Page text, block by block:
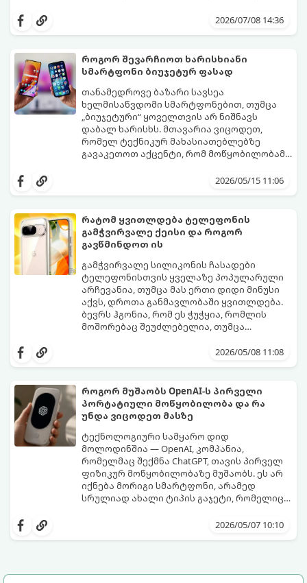
მიზეზი მისი არასწორი ექსპლუატაცია და
პარამეტრი, რომლებიც დაგეხმარებათ
ბიუჯეტი.
გთავაზობთ ეკონომიური მუშაობის
მთავარ ხრიკებს:
2026/07/08 14:36
როგორ შევარჩიოთ ხარისხიანი
სმარტფონი ბიუჯეტურ ფასად
თანამედროვე ბაზარი სავსეა
ხელმისაწვდომი სმარტფონებით, თუმცა
„ბიუჯეტური“ ყოველთვის არ ნიშნავს
დაბალ ხარისხს. მთავარია ვიცოდეთ,
რომელ ტექნიკურ მახასიათებლებზე
გავაკეთოთ აქცენტი, რომ მოწყობილობამ
2026/05/15 11:06
რატომ ყვითლდება ტელეფონის
გამჭვირვალე ქეისი და როგორ
გავწმინდოთ ის
გამჭვირვალე სილიკონის ჩასადები
ტელეფონისთვის ყველაზე პოპულარული
არჩევანია, თუმცა მას ერთი დიდი მინუსი
აქვს, დროთა განმავლობაში ყვითლდება.
ბევრს ჰგონია, რომ ეს ჭუჭყია, რომლის
მოშორებაც შეუძლებელია, თუმცა
პირვანდელ სახეს დაუბრუნებს.2026/05/08 11:08
როგორ მუშაობს OpenAI-ს პირველი
პორტატიული მოწყობილობა და რა
უნდა ვიცოდეთ მასზე
ტექნოლოგიური სამყარო დიდ
მოლოდინშია — OpenAI, კომპანია,
რომელმაც შექმნა ChatGPT, თავის პირველ
ფიზიკურ მოწყობილობაზე მუშაობს. ეს არ
იქნება მორიგი სმარტფონი, არამედ
სრულიად ახალი ტიპის გაჯეტი, რომელიც
დეტალებია ცნობილი ამ მოწყობილობის
2026/05/07 10:10